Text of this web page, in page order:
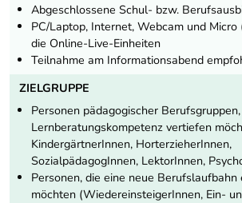
Abgeschlossene Schul- bzw.
PC/Laptop, Internet, Webcam und
die Online-Live-Einheiten
Teilnahme am Informationsabend
ZIELGRUPPE
Personen pädagogischer
Lernberatungskompetenz vertiefen
KindergärtnerInnen, HorterzieherInnen,
SozialpädagogInnen, LektorInnen,
Personen, die eine neue Berufslaufbahn
möchten (WiedereinsteigerInnen, Ein-